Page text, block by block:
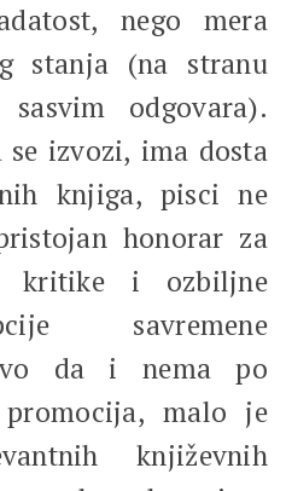
nego mera
stanja (na stranu
odgovara).
se izvozi, ima dosta
knjiga, pisci ne
honorar za
kritike i ozbiljne
savremene
da i nema po
malo je
književnih